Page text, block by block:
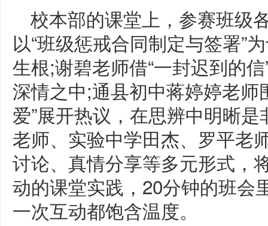
校本部的课堂上，参赛班级
以“班级惩戒合同制定与签署”
生根;谢碧老师借“一封迟到的
深情之中;通县初中蒋婷婷老师
爱”展开热议，在思辨中明晰
老师、实验中学田杰、罗平老
讨论、真情分享等多元形式，
动的课堂实践，20分钟的班会
一次互动都饱含温度。